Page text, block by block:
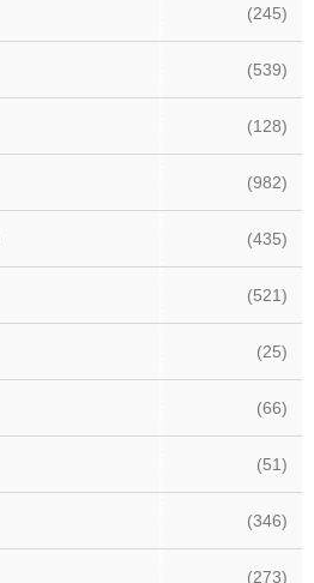
(245)
(539)
(128)
(982)
(435)
(521)
(25)
(66)
(51)
(346)
(273)